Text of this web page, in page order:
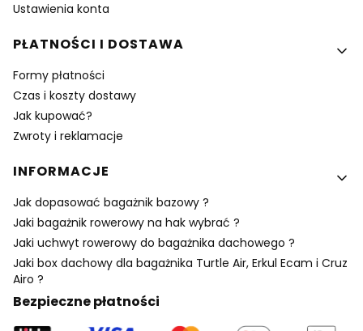
Ustawienia konta
PŁATNOŚCI I DOSTAWA
Formy płatności
Czas i koszty dostawy
Jak kupować?
Zwroty i reklamacje
INFORMACJE
Jak dopasować bagażnik bazowy ?
Jaki bagażnik rowerowy na hak wybrać ?
Jaki uchwyt rowerowy do bagażnika dachowego ?
Jaki box dachowy dla bagażnika Turtle Air, Erkul Ecam i Cruz
Airo ?
Bezpieczne płatności